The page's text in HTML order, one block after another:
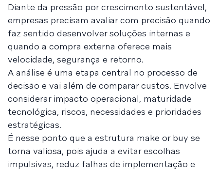
Diante da pressão por crescimento sustentável,
empresas precisam avaliar com precisão quando
faz sentido desenvolver soluções internas e
quando a compra externa oferece mais
velocidade, segurança e retorno.
A análise é uma etapa central no processo de
decisão e vai além de comparar custos. Envolve
considerar impacto operacional, maturidade
tecnológica, riscos, necessidades e prioridades
estratégicas.
É nesse ponto que a estrutura make or buy se
torna valiosa, pois ajuda a evitar escolhas
impulsivas, reduz falhas de implementação e